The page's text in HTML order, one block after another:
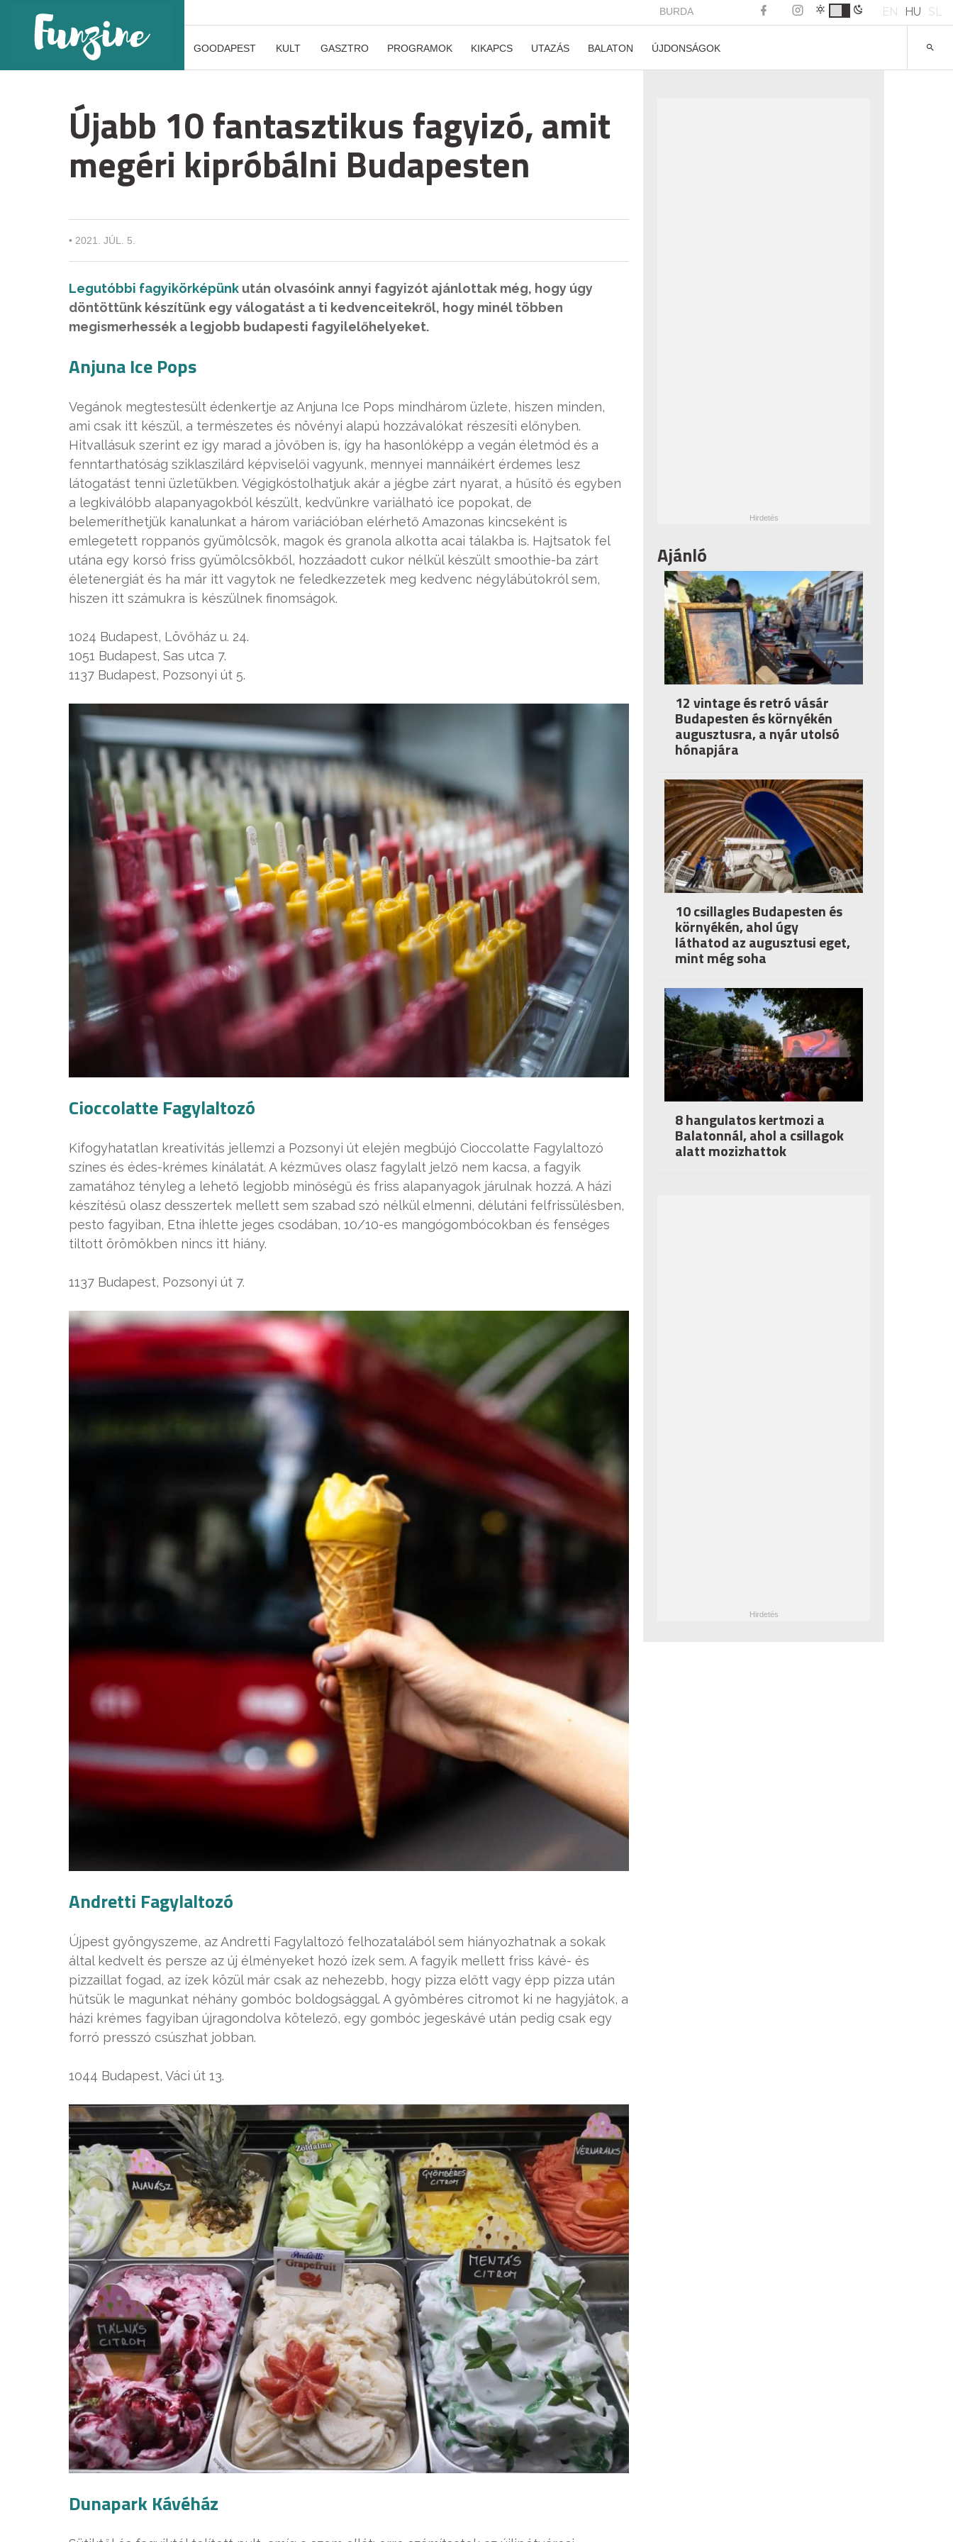
BURDA EN HU SL
GOODAPEST KULT GASZTRO PROGRAMOK KIKAPCS UTAZÁS BALATON ÚJDONSÁGOK
Újabb 10 fantasztikus fagyizó, amit
megéri kipróbálni Budapesten
• 2021. JÚL. 5.
Legutóbbi fagyikörképünk után olvasóink annyi fagyizót ajánlottak még, hogy úgy
döntöttünk készítünk egy válogatást a ti kedvenceitekről, hogy minél többen
megismerhessék a legjobb budapesti fagyilelőhelyeket.
Anjuna Ice Pops
Vegánok megtestesült édenkertje az Anjuna Ice Pops mindhárom üzlete, hiszen minden,
ami csak itt készül, a természetes és növényi alapú hozzávalókat részesíti előnyben.
Hitvallásuk szerint ez így marad a jövőben is, így ha hasonlóképp a vegán életmód és a
fenntarthatóság sziklaszilárd képviselői vagyunk, mennyei mannáikért érdemes lesz
látogatást tenni üzletükben. Végigkóstolhatjuk akár a jégbe zárt nyarat, a hűsítő és egyben
a legkiválóbb alapanyagokból készült, kedvünkre variálható ice popokat, de
belemeríthetjük kanalunkat a három variációban elérhető Amazonas kincseként is
emlegetett roppanós gyümölcsök, magok és granola alkotta acai tálakba is. Hajtsatok fel
utána egy korsó friss gyümölcsökből, hozzáadott cukor nélkül készült smoothie-ba zárt
életenergiát és ha már itt vagytok ne feledkezzetek meg kedvenc négylábútokról sem,
hiszen itt számukra is készülnek finomságok.
1024 Budapest, Lövőház u. 24.
1051 Budapest, Sas utca 7.
1137 Budapest, Pozsonyi út 5.
Cioccolatte Fagylaltozó
Kifogyhatatlan kreativitás jellemzi a Pozsonyi út elején megbújó Cioccolatte Fagylaltozó
színes és édes-krémes kínálatát. A kézműves olasz fagylalt jelző nem kacsa, a fagyik
zamatához tényleg a lehető legjobb minőségű és friss alapanyagok járulnak hozzá. A házi
készítésű olasz desszertek mellett sem szabad szó nélkül elmenni, délutáni felfrissülésben,
pesto fagyiban, Etna ihlette jeges csodában, 10/10-es mangógombócokban és fenséges
tiltott örömökben nincs itt hiány.
1137 Budapest, Pozsonyi út 7.
Andretti Fagylaltozó
Újpest gyöngyszeme, az Andretti Fagylaltozó felhozatalából sem hiányozhatnak a sokak
által kedvelt és persze az új élményeket hozó ízek sem. A fagyik mellett friss kávé- és
pizzaillat fogad, az ízek közül már csak az nehezebb, hogy pizza előtt vagy épp pizza után
hűtsük le magunkat néhány gombóc boldogsággal. A gyömbéres citromot ki ne hagyjátok, a
házi krémes fagyiban újragondolva kötelező, egy gombóc jegeskávé után pedig csak egy
forró presszó csúszhat jobban.
1044 Budapest, Váci út 13.
Dunapark Kávéház
Ajánló
12 vintage és retró vásár
Budapesten és környékén
augusztusra, a nyár utolsó
hónapjára
10 csillagles Budapesten és
környékén, ahol úgy
láthatod az augusztusi eget,
mint még soha
8 hangulatos kertmozi a
Balatonnál, ahol a csillagok
alatt mozizhattok